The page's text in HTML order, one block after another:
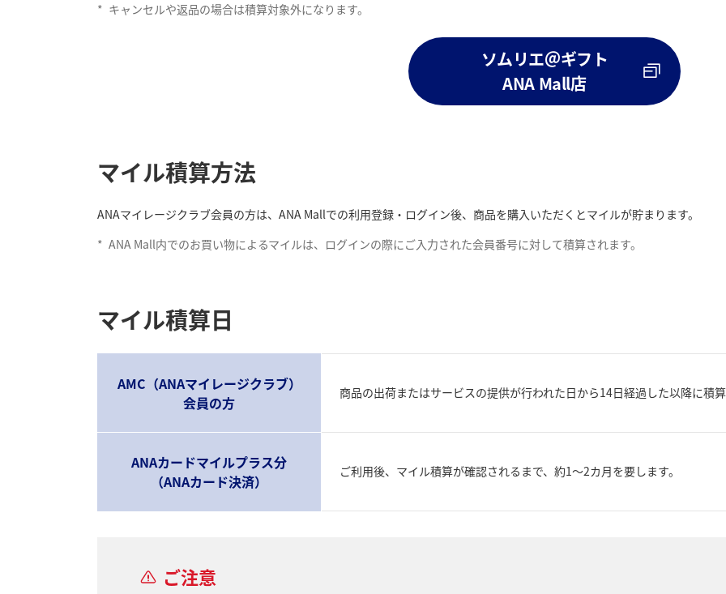
* キャンセルや返品の場合は積算対象外になります。
ソムリエ＠ギフト
ANA Mall店
マイル積算方法
ANAマイレージクラブ会員の方は、ANA Mallでの利用登録・ログイン後、商品を購入いただくとマイルが貯まります。
* ANA Mall内でのお買い物によるマイルは、ログインの際にご入力された会員番号に対して積算されます。
マイル積算日
AMC（ANAマイレージクラブ）
会員の方
商品の出荷またはサービスの提供が行われた日から14日経過した以降に積算
ANAカードマイルプラス分
（ANAカード決済）
ご利用後、マイル積算が確認されるまで、約1～2カ月を要します。
ご注意